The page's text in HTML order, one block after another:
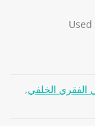
الفقري الخلفي,